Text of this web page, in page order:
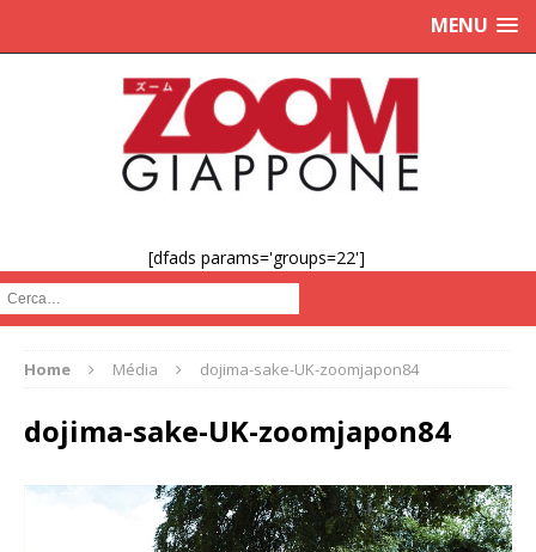
MENU
[dfads params='groups=22']
Cerca :
Home Média dojima-sake-UK-zoomjapon84
dojima-sake-UK-zoomjapon84